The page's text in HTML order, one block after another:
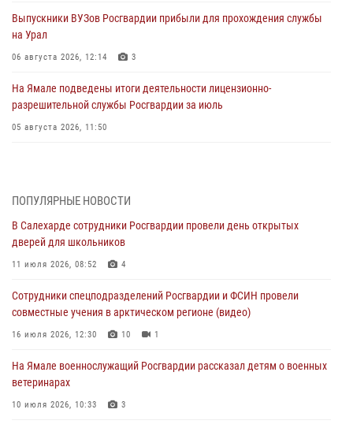
Выпускники ВУЗов Росгвардии прибыли для прохождения службы
на Урал
06 августа 2026, 12:14 3
На Ямале подведены итоги деятельности лицензионно-
разрешительной службы Росгвардии за июль
05 августа 2026, 11:50
03 августа 2026, 07:21 2
Генерал-полковник Юрий Аверин выступил на Всероссийском
молодёжном образовательном форуме «Территория смыслов»
03 августа 2026, 06:54
Директор Росгвардии Герой России генерал армии Виктор Золотов
поздравил специалистов подразделений тыла с профессиональным
праздником
Сотрудники СОБР «Варк» повышают боевое мастерство на Ямале
30 июля 2026, 09:34 1
ПОПУЛЯРНЫЕ НОВОСТИ
В Салехарде сотрудники Росгвардии провели день открытых
дверей для школьников
11 июля 2026, 08:52 4
Сотрудники спецподразделений Росгвардии и ФСИН провели
совместные учения в арктическом регионе (видео)
16 июля 2026, 12:30 10 1
На Ямале военнослужащий Росгвардии рассказал детям о военных
ветеринарах
10 июля 2026, 10:33 3